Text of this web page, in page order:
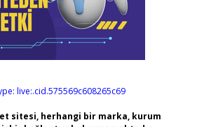
live:.cid.575569c608265c69
sitesi, herhangi bir marka, kurum